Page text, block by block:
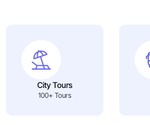
City Tours
100+ Tours